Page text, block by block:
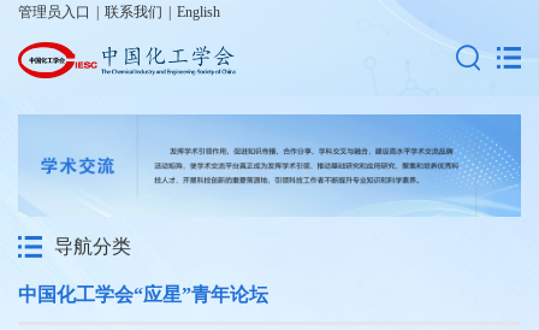
管理员入口 联系我们 English
导航分类
中国化工学会“应星”青年论坛